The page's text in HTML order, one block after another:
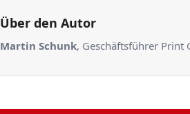
Über den Autor
Martin Schunk, Geschäftsführer Print